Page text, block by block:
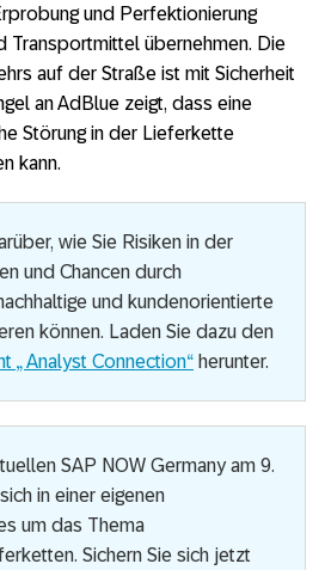
und Perfektionierung
Transportmittel übernehmen. Die
auf der Straße ist mit Sicherheit
an AdBlue zeigt, dass eine
Störung in der Lieferkette
kann.
wie Sie Risiken in der
und Chancen durch
und kundenorientierte
können. Laden Sie dazu den
„ Analyst Connection“ herunter.
SAP NOW Germany am 9.
in einer eigenen
um das Thema
Sichern Sie sich jetzt